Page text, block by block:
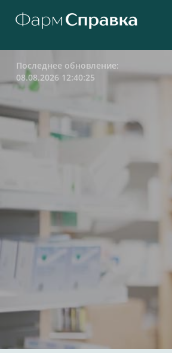
Последнее обновление:
08.08.2026 12:40:25